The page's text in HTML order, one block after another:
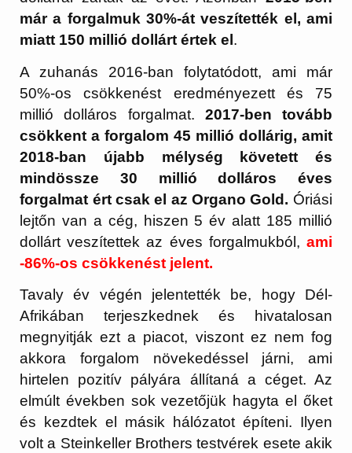
már a forgalmuk 30%-át veszítették el, ami
miatt 150 millió dollárt értek el .
A zuhanás 2016-ban folytatódott, ami már
50%-os csökkenést eredményezett és 75
millió dolláros forgalmat. 2017-ben tovább
csökkent a forgalom 45 millió dollárig, amit
2018-ban újabb mélység követett és
mindössze 30 millió dolláros éves
forgalmat ért csak el az Organo Gold. Óriási
lejtőn van a cég, hiszen 5 év alatt 185 millió
dollárt veszítettek az éves forgalmukból, ami
-86%-os csökkenést jelent.
Tavaly év végén jelentették be, hogy Dél-
Afrikában terjeszkednek és hivatalosan
megnyitják ezt a piacot, viszont ez nem fog
akkora forgalom növekedéssel járni, ami
hirtelen pozitív pályára állítaná a céget. Az
elmúlt években sok vezetőjük hagyta el őket
és kezdtek el másik hálózatot építeni. Ilyen
volt a Steinkeller Brothers testvérek esete akik